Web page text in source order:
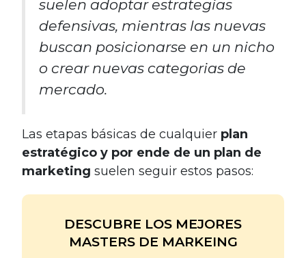
suelen adoptar estrategias
defensivas, mientras las nuevas
buscan posicionarse en un nicho
o crear nuevas categorias de
mercado.
Las etapas básicas de cualquier plan
estratégico y por ende de un plan de
marketing suelen seguir estos pasos:
DESCUBRE LOS MEJORES
MASTERS DE MARKEING